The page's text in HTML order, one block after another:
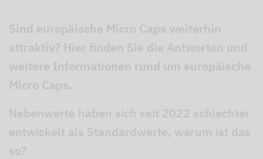
Sind europäische Micro Caps weiterhin
attraktiv? Hier finden Sie die Antworten und
weitere Informationen rund um europäische
Micro Caps.
Nebenwerte haben sich seit 2022 schlechter
entwickelt als Standardwerte, warum ist das
so?